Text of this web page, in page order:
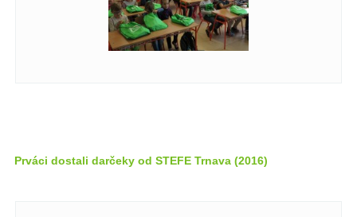
Prváci dostali darčeky od STEFE Trnava (2016)